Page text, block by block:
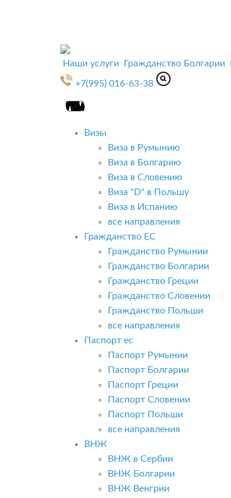
Наши услуги Гражданство Болгарии
+7(995) 016-63-38
Визы
Виза в Румынию
Виза в Болгарию
Виза в Словению
Виза "D" в Польшу
Виза в Испанию
все направления
Гражданство ЕС
Гражданство Румынии
Гражданство Болгарии
Гражданство Греции
Гражданство Словении
Гражданство Польши
все направления
Паспорт ес
Паспорт Румынии
Паспорт Болгарии
Паспорт Греции
Паспорт Словении
Паспорт Польши
все направления
ВНЖ
ВНЖ в Сербии
ВНЖ Болгарии
ВНЖ Венгрии